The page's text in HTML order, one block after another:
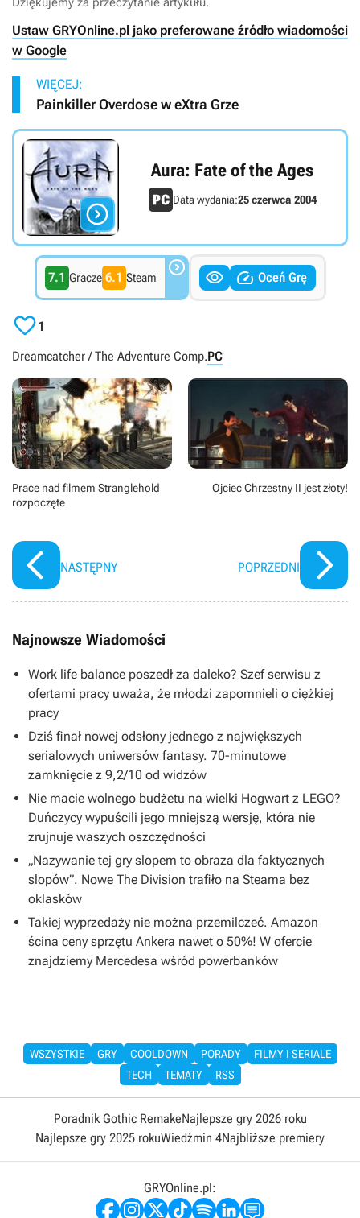
Ustaw GRYOnline.pl jako preferowane źródło wiadomości
w Google
WIĘCEJ:
Painkiller Overdose w eXtra Grze

Aura: Fate of the Ages
Data wydania:25 czerwca 2004
7.1 Gracze 6.1 Steam    Oceń Grę
1
Dreamcatcher / The Adventure Comp.PC
Prace nad filmem Stranglehold
rozpoczęte
NASTĘPNY
Ojciec Chrzestny II jest złoty!
POPRZEDNI
Najnowsze Wiadomości
Work life balance poszedł za daleko? Szef serwisu z
ofertami pracy uważa, że młodzi zapomnieli o ciężkiej
pracy
Dziś finał nowej odsłony jednego z największych
serialowych uniwersów fantasy. 70-minutowe
zamknięcie z 9,2/10 od widzów
Nie macie wolnego budżetu na wielki Hogwart z LEGO?
Duńczycy wypuścili jego mniejszą wersję, która nie
zrujnuje waszych oszczędności
„Nazywanie tej gry slopem to obraza dla faktycznych
slopów”. Nowe The Division trafiło na Steama bez
oklasków
Takiej wyprzedaży nie można przemilczeć. Amazon
ścina ceny sprzętu Ankera nawet o 50%! W ofercie
znajdziemy Mercedesa wśród powerbanków
WSZYSTKIE GRY COOLDOWN PORADY
FILMY I SERIALE
TECH
TEMATY RSS
Poradnik Gothic RemakeNajlepsze gry 2026 roku
Najlepsze gry 2025 rokuWiedźmin 4Najbliższe premiery
GRYOnline.pl: